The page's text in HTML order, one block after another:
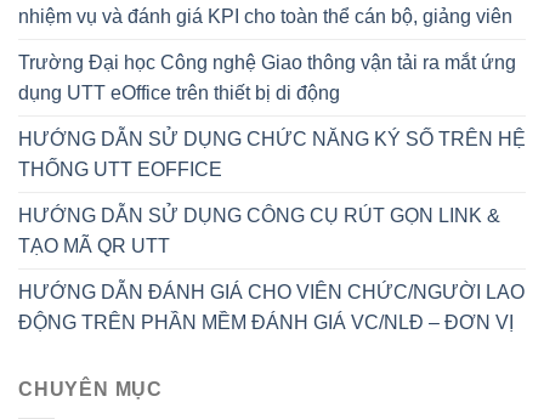
nhiệm vụ và đánh giá KPI cho toàn thể cán bộ, giảng viên
Trường Đại học Công nghệ Giao thông vận tải ra mắt ứng
dụng UTT eOffice trên thiết bị di động
HƯỚNG DẪN SỬ DỤNG CHỨC NĂNG KÝ SỐ TRÊN HỆ
THỐNG UTT EOFFICE
HƯỚNG DẪN SỬ DỤNG CÔNG CỤ RÚT GỌN LINK &
TẠO MÃ QR UTT
HƯỚNG DẪN ĐÁNH GIÁ CHO VIÊN CHỨC/NGƯỜI LAO
ĐỘNG TRÊN PHẦN MỀM ĐÁNH GIÁ VC/NLĐ – ĐƠN VỊ
CHUYÊN MỤC